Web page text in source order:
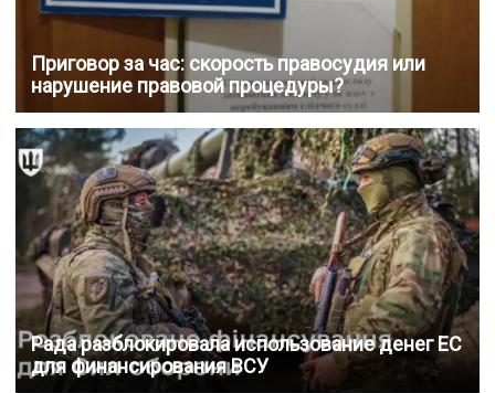
Приговор за час: скорость правосудия или
нарушение правовой процедуры?
Рада разблокировала использование денег ЕС
для финансирования ВСУ